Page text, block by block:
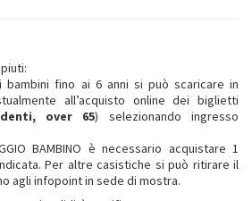
fino ai 6 anni si può scaricare in
all’acquisto online dei biglietti
over 65) selezionando ingresso
BAMBINO è necessario acquistare 1
Per altre casistiche si può ritirare il
agli infopoint in sede di mostra.